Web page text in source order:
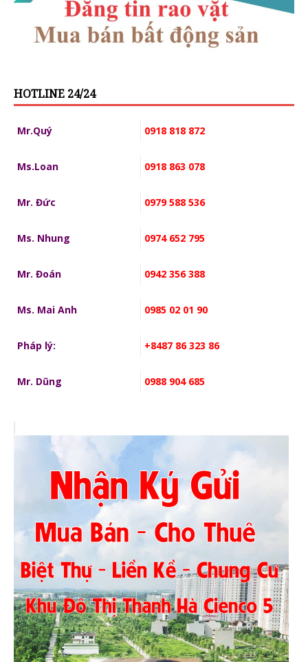
HOTLINE 24/24
Mr.Quý 0918 818 872
Ms.Loan 0918 863 078
Mr. Đức 0979 588 536
Ms. Nhung 0974 652 795
Mr. Đoán 0942 356 388
Ms. Mai Anh 0985 02 01 90
Pháp lý: +8487 86 323 86
Mr. Dũng 0988 904 685